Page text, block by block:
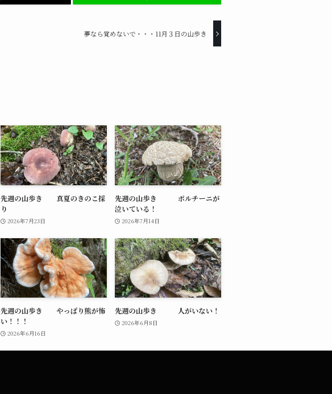
夢なら覚めないで・・・11月３日の山歩き
先週の山歩き 真夏のきのこ採
り
2026年7月23日
先週の山歩き ポルチーニが
泣いている！
2026年7月14日
先週の山歩き やっぱり熊が怖
い！！！
2026年6月16日
先週の山歩き 人がいない！
2026年6月8日